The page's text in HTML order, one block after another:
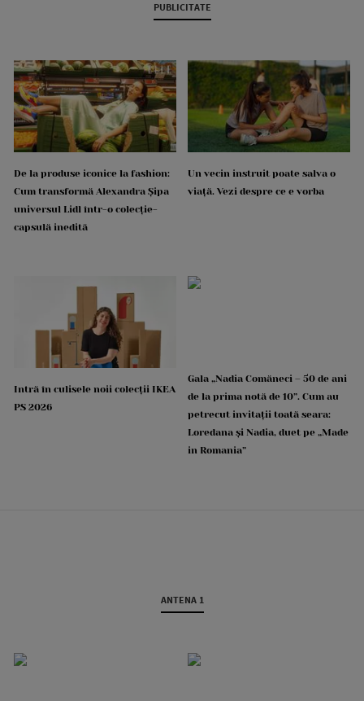
PUBLICITATE
De la produse iconice la fashion:
Cum transformă Alexandra Șipa
universul Lidl într-o colecție-
capsulă inedită
Un vecin instruit poate salva o
viață. Vezi despre ce e vorba
Intră în culisele noii colecții IKEA
PS 2026
Gala „Nadia Comăneci – 50 de ani
de la prima notă de 10”. Cum au
petrecut invitații toată seara:
Loredana și Nadia, duet pe „Made
in Romania”
ANTENA 1